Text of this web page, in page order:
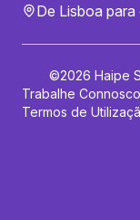
De Lisboa para
©2026 Haipe
Trabalhe Connosco
Termos de